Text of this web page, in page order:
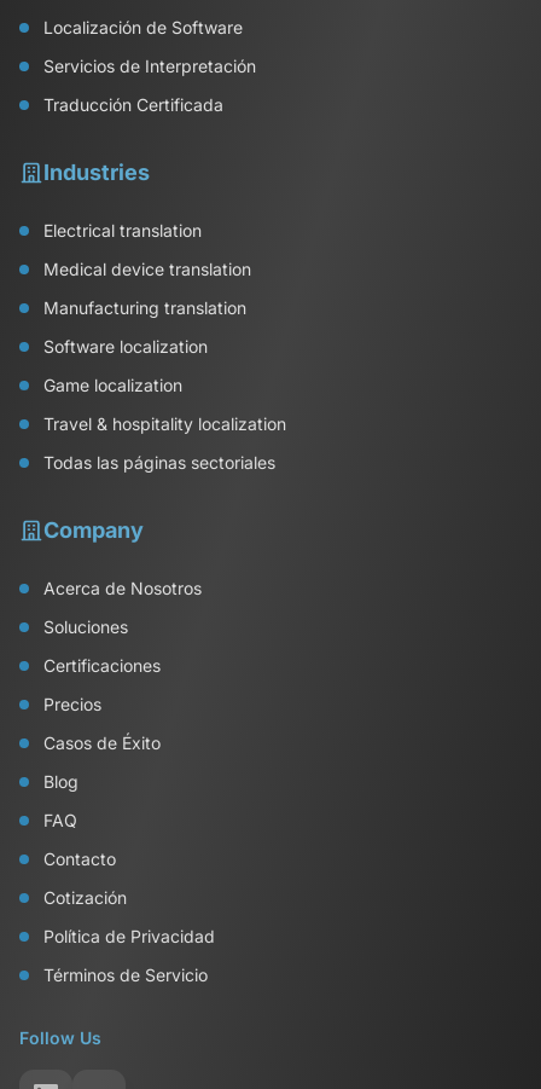
Localización de Software
Servicios de Interpretación
Traducción Certificada
Industries
Electrical translation
Medical device translation
Manufacturing translation
Software localization
Game localization
Travel & hospitality localization
Todas las páginas sectoriales
Company
Acerca de Nosotros
Soluciones
Certificaciones
Precios
Casos de Éxito
Blog
FAQ
Contacto
Cotización
Política de Privacidad
Términos de Servicio
Follow Us